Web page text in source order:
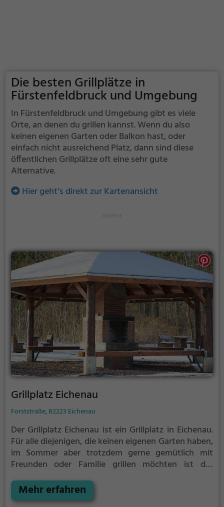
Die besten Grillplätze in
Fürstenfeldbruck und Umgebung
In Fürstenfeldbruck und Umgebung gibt es viele
Orte, an denen du grillen kannst. Wenn du also
keinen eigenen Garten oder Balkon hast, oder
einfach nicht ausreichend Platz, dann sind diese
öffentlichen Grillplätze oft eine sehr gute
Alternative.
Hier geht’s direkt zur Kartenansicht
Grillplatz Eichenau
Forststraße, 82223 Eichenau
Der Grillplatz Eichenau ist ein Grillplatz in Eichenau.
Für alle diejenigen, die keinen eigenen Garten haben,
im Sommer aber trotzdem gerne gemütlich mit
Freunden oder Familie grillen möchten ist der
Grillplatzes: keine Nachbarn. Hier kann eine Feier
ruhig auch mal bis spät in die Nacht gehen und
Mehr erfahren